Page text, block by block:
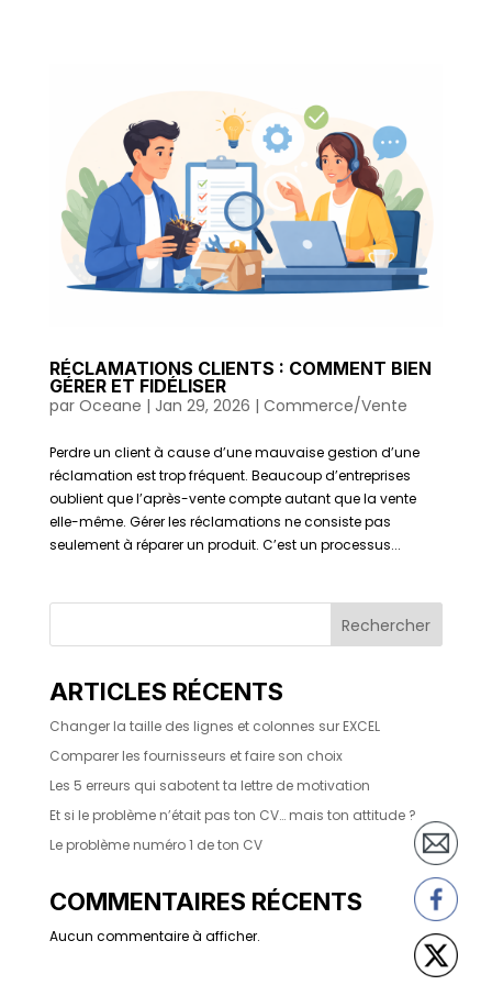
RÉCLAMATIONS CLIENTS : COMMENT BIEN
GÉRER ET FIDÉLISER
par Oceane | Jan 29, 2026 | Commerce/Vente
Perdre un client à cause d’une mauvaise gestion d’une
réclamation est trop fréquent. Beaucoup d’entreprises
oublient que l’après-vente compte autant que la vente
elle-même. Gérer les réclamations ne consiste pas
seulement à réparer un produit. C’est un processus...
Rechercher
ARTICLES RÉCENTS
Changer la taille des lignes et colonnes sur EXCEL
Comparer les fournisseurs et faire son choix
Les 5 erreurs qui sabotent ta lettre de motivation
Et si le problème n’était pas ton CV… mais ton attitude ?
Le problème numéro 1 de ton CV
COMMENTAIRES RÉCENTS
Aucun commentaire à afficher.